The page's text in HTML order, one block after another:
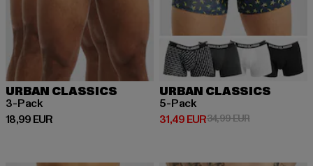
URBAN CLASSICS
3-Pack
18,99 EUR
Derzeitiger Preis: 18,99 EUR
URBAN CLASSICS
5-Pack
31,49 EUR
Derzeitiger Preis: 31,49 EUR
34,99 EURAktionspreis: